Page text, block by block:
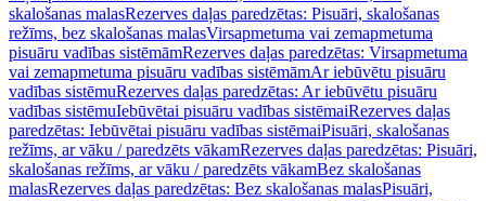
skalošanas malasRezerves daļas paredzētas: Pisuāri, skalošanas
režīms, bez skalošanas malasVirsapmetuma vai zemapmetuma
pisuāru vadības sistēmāmRezerves daļas paredzētas: Virsapmetuma
vai zemapmetuma pisuāru vadības sistēmāmAr iebūvētu pisuāru
vadības sistēmuRezerves daļas paredzētas: Ar iebūvētu pisuāru
vadības sistēmuIebūvētai pisuāru vadības sistēmaiRezerves daļas
paredzētas: Iebūvētai pisuāru vadības sistēmaiPisuāri, skalošanas
režīms, ar vāku / paredzēts vākamRezerves daļas paredzētas: Pisuāri,
skalošanas režīms, ar vāku / paredzēts vākamBez skalošanas
malasRezerves daļas paredzētas: Bez skalošanas malasPisuāri,